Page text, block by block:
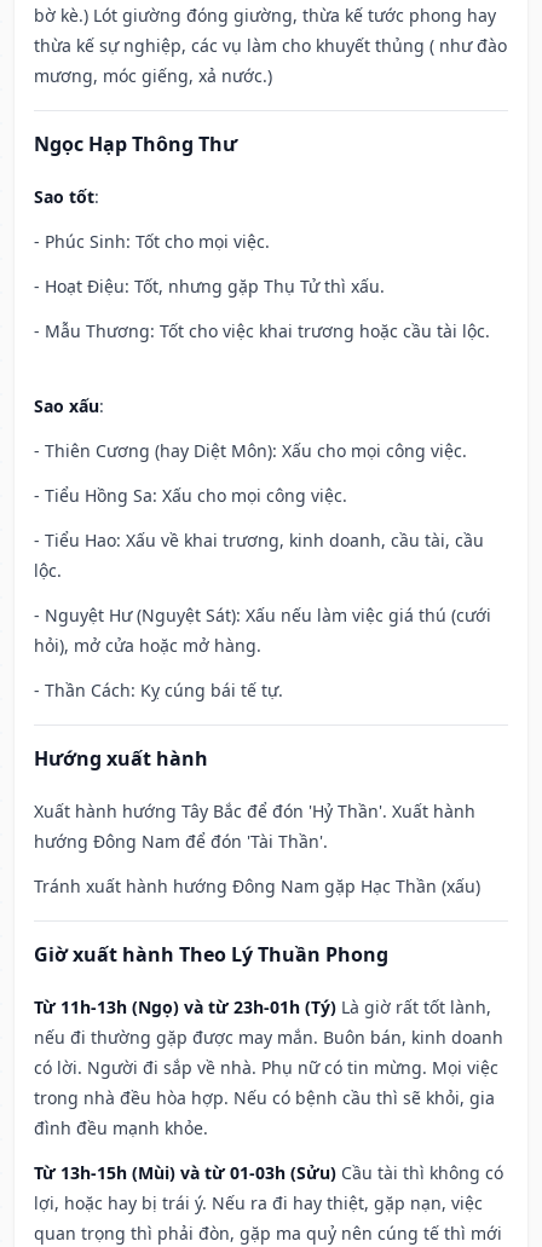
bờ kè.) Lót giường đóng giường, thừa kế tước phong hay
thừa kế sự nghiệp, các vụ làm cho khuyết thủng ( như đào
mương, móc giếng, xả nước.)
Ngọc Hạp Thông Thư
Sao tốt:
- Phúc Sinh: Tốt cho mọi việc.
- Hoạt Điệu: Tốt, nhưng gặp Thụ Tử thì xấu.
- Mẫu Thương: Tốt cho việc khai trương hoặc cầu tài lộc.
Sao xấu:
- Thiên Cương (hay Diệt Môn): Xấu cho mọi công việc.
- Tiểu Hồng Sa: Xấu cho mọi công việc.
- Tiểu Hao: Xấu về khai trương, kinh doanh, cầu tài, cầu
lộc.
- Nguyệt Hư (Nguyệt Sát): Xấu nếu làm việc giá thú (cưới
hỏi), mở cửa hoặc mở hàng.
- Thần Cách: Kỵ cúng bái tế tự.
Hướng xuất hành
Xuất hành hướng Tây Bắc để đón 'Hỷ Thần'. Xuất hành
hướng Đông Nam để đón 'Tài Thần'.
Tránh xuất hành hướng Đông Nam gặp Hạc Thần (xấu)
Giờ xuất hành Theo Lý Thuần Phong
Từ 11h-13h (Ngọ) và từ 23h-01h (Tý) Là giờ rất tốt lành,
nếu đi thường gặp được may mắn. Buôn bán, kinh doanh
có lời. Người đi sắp về nhà. Phụ nữ có tin mừng. Mọi việc
trong nhà đều hòa hợp. Nếu có bệnh cầu thì sẽ khỏi, gia
đình đều mạnh khỏe.
Từ 13h-15h (Mùi) và từ 01-03h (Sửu) Cầu tài thì không có
lợi, hoặc hay bị trái ý. Nếu ra đi hay thiệt, gặp nạn, việc
quan trọng thì phải đòn, gặp ma quỷ nên cúng tế thì mới